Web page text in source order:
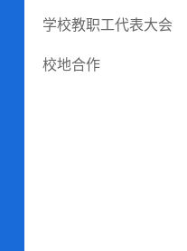
学校教职工代表大会
校地合作